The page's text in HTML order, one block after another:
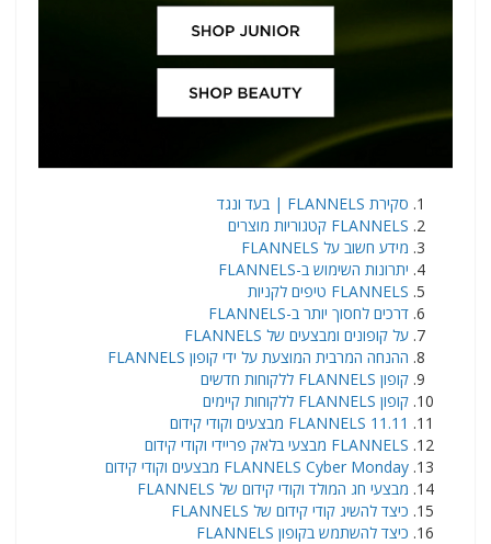
סקירת FLANNELS | בעד ונגד
FLANNELS קטגוריות מוצרים
מידע חשוב על FLANNELS
יתרונות השימוש ב-FLANNELS
FLANNELS טיפים לקניות
דרכים לחסוך יותר ב-FLANNELS
על קופונים ומבצעים של FLANNELS
ההנחה המרבית המוצעת על ידי קופון FLANNELS
קופון FLANNELS ללקוחות חדשים
קופון FLANNELS ללקוחות קיימים
FLANNELS 11.11 מבצעים וקודי קידום
FLANNELS מבצעי בלאק פריידי וקודי קידום
FLANNELS Cyber Monday מבצעים וקודי קידום
מבצעי חג המולד וקודי קידום של FLANNELS
כיצד להשיג קודי קידום של FLANNELS
כיצד להשתמש בקופון FLANNELS